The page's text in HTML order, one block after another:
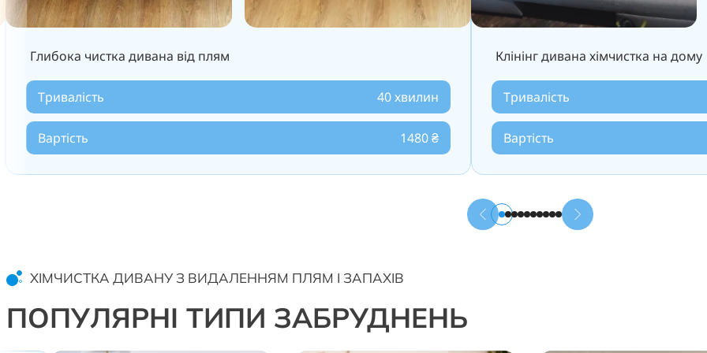
Глибока чистка дивана від плям
Тривалість 40 хвилин
Вартість 1480 ₴
Клінінг дивана хімчистка на дому
Тривалість
Вартість
ХІМЧИСТКА ДИВАНУ З ВИДАЛЕННЯМ ПЛЯМ І ЗАПАХІВ
ПОПУЛЯРНІ ТИПИ ЗАБРУДНЕНЬ